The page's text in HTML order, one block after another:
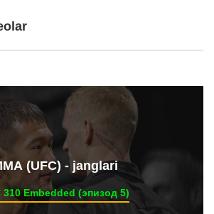
(UFC) - janglari
310 Embedded (эпизод 5)